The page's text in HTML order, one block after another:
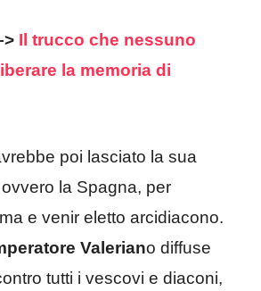
Il trucco che nessuno
la memoria di
poi lasciato la sua
ovvero la Spagna, per
e venir eletto arcidiacono.
Valeriano diffuse
tutti i vescovi e diaconi,